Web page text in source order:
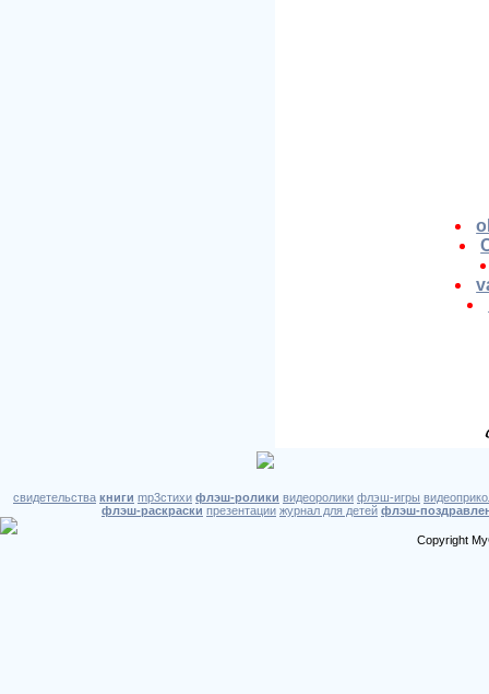
свидетельства книги mp3стихи флэш-ролики видеоролики флэш-игры
флэш-раскраски презентации журнал для детей флэш-
Copyright